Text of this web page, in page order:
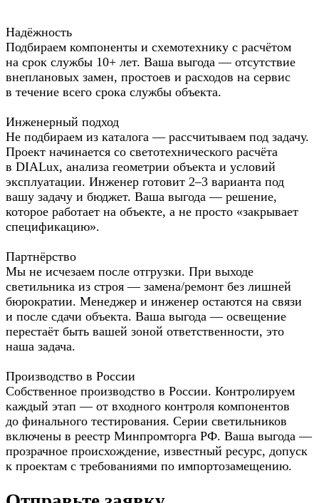
Надёжность
Подбираем компоненты и схемотехнику с расчётом
на срок службы 10+ лет. Ваша выгода — отсутствие
внеплановых замен, простоев и расходов на сервис
в течение всего срока службы объекта.
Инженерный подход
Не подбираем из каталога — рассчитываем под задачу.
Проект начинается со светотехнического расчёта
в DIALux, анализа геометрии объекта и условий
эксплуатации. Инженер готовит 2–3 варианта под
вашу задачу и бюджет. Ваша выгода — решение,
которое работает на объекте, а не просто «закрывает
спецификацию».
Партнёрство
Мы не исчезаем после отгрузки. При выходе
светильника из строя — замена/ремонт без лишней
бюрократии. Менеджер и инженер остаются на связи
и после сдачи объекта. Ваша выгода — освещение
перестаёт быть вашей зоной ответственности, это
наша задача.
Производство в России
Собственное производство в России. Контролируем
каждый этап — от входного контроля компонентов
до финального тестирования. Серии светильников
включены в реестр Минпромторга РФ. Ваша выгода —
прозрачное происхождение, известный ресурс, допуск
к проектам с требованиями по импортозамещению.